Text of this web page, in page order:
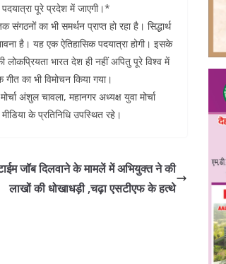
पूरे प्रदेश में जाएगी।*
का भी समर्थन प्राप्त हो रहा है। सिद्धार्थ
है। यह एक ऐतिहासिक पदयात्रा होगी। इसके
भारत देश ही नहीं अपितु पूरे विश्व में
का भी विमोचन किया गया।
अंशुल चावला, महानगर अध्यक्ष युवा मोर्चा
के प्रतिनिधि उपस्थित रहे।
जॉब दिलवाने के मामलें में अभियुक्त ने की
लाखों की धोखाधड़ी ,चढ़ा एसटीएफ के हत्थे